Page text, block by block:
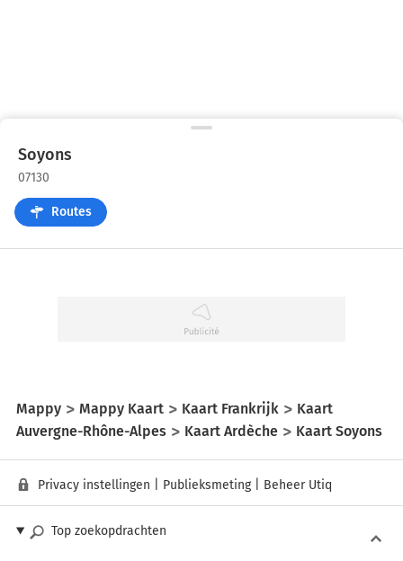
Soyons
07130
Routes
Mappy Mappy Kaart Kaart Frankrijk
Kaart
Auvergne-Rhône-Alpes
Kaart Ardèche Kaart Soyons
Privacy instellingen Publieksmeting| Beheer Utiq
Top zoekopdrachten